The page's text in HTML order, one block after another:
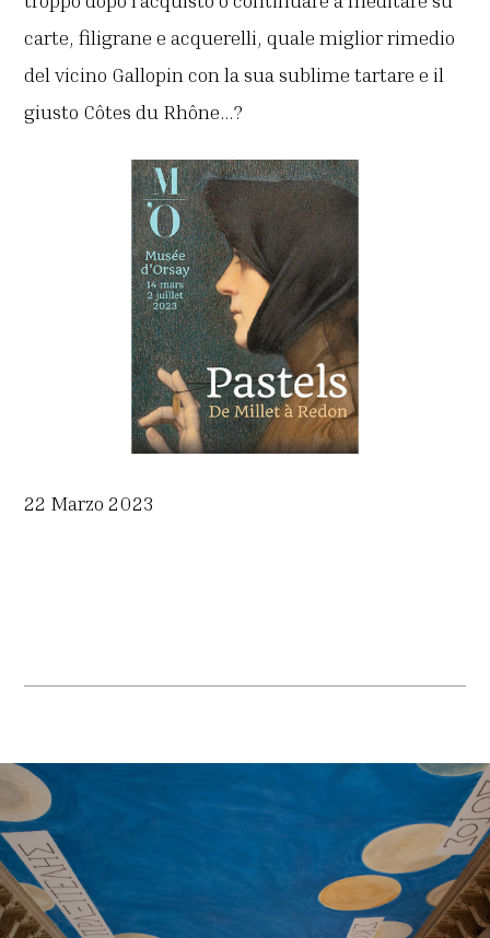
carte, filigrane e acquerelli, quale miglior rimedio
del vicino Gallopin con la sua sublime tartare e il
giusto Côtes du Rhône…?
22 Marzo 2023